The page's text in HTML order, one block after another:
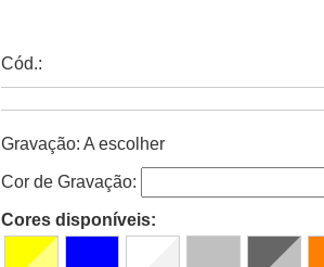
Cód.:
Gravação: A escolher
Cor de Gravação:
Cores disponíveis: